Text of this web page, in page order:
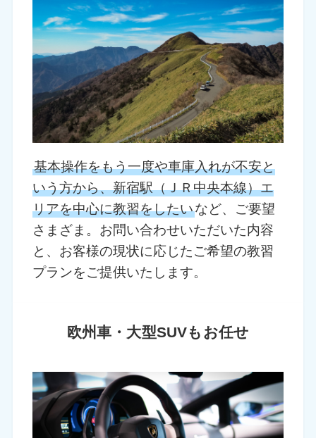
基本操作をもう一度や車庫入れが不安と
いう方から、新宿駅（ＪＲ中央本線）エ
リアを中心に教習をしたいなど、ご要望
さまざま。お問い合わせいただいた内容
と、お客様の現状に応じたご希望の教習
プランをご提供いたします。
欧州車・大型SUVもお任せ